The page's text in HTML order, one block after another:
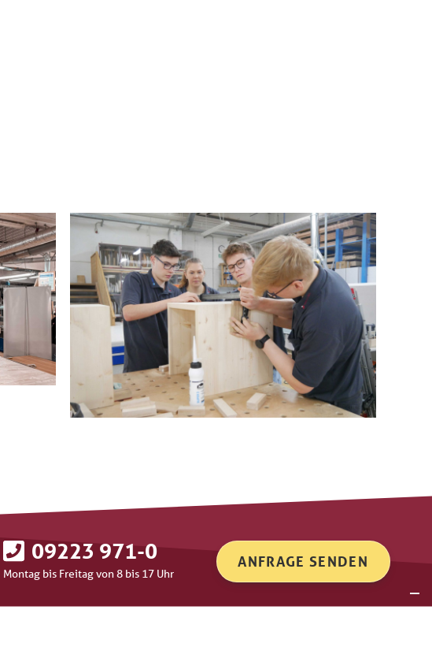
09223 971-0
Montag bis Freitag von 8 bis 17 Uhr
ANFRAGE SENDEN